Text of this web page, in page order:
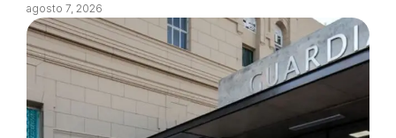
agosto 7, 2026